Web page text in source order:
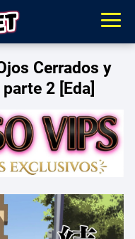
Cerrados y
parte 2 [Eda]